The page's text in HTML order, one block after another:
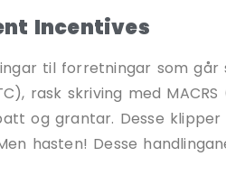
Incentives
til forretningar som
rask skriving med
og grantar. Desse
hasten! Desse